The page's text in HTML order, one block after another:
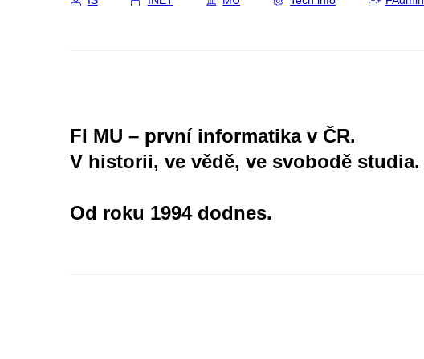
FI MU – první informatika v ČR.
V historii, ve vědě, ve svobodě studia.
Od roku 1994 dodnes.